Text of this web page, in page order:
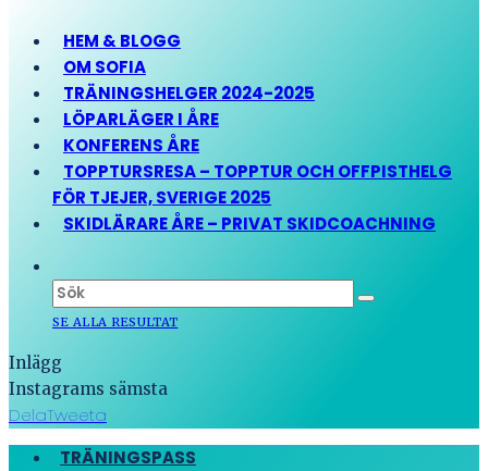
HEM & BLOGG
OM SOFIA
TRÄNINGSHELGER 2024-2025
LÖPARLÄGER I ÅRE
KONFERENS ÅRE
TOPPTURSRESA – TOPPTUR OCH OFFPISTHELG
FÖR TJEJER, SVERIGE 2025
SKIDLÄRARE ÅRE – PRIVAT SKIDCOACHNING
SE ALLA RESULTAT
Inlägg
Instagrams sämsta
DelaTweeta
TRÄNINGSPASS